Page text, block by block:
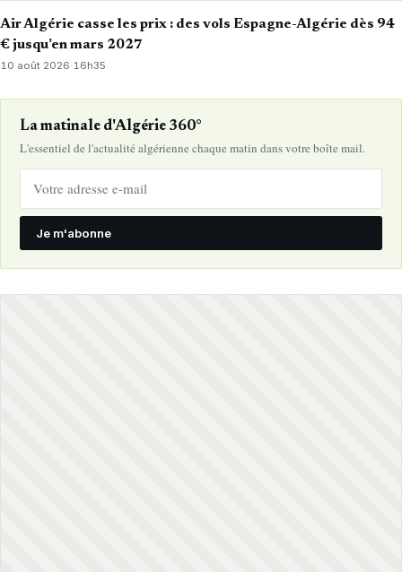
Air Algérie casse les prix : des vols Espagne-Algérie dès 94
€ jusqu’en mars 2027
10 août 2026·16h35
La matinale d'Algérie 360°
L'essentiel de l'actualité algérienne chaque matin dans votre boîte mail.
Je m'abonne